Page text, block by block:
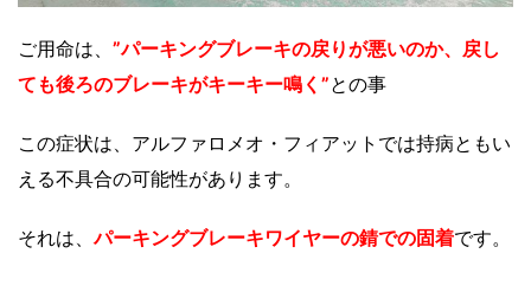
ご用命は、 ”パーキングブレーキの戻りが悪いのか、戻し
ても後ろのブレーキがキーキー鳴く”との事
この症状は、アルファロメオ・フィアットでは持病ともい
える不具合の可能性があります。
それは、パーキングブレーキワイヤーの錆での固着です。